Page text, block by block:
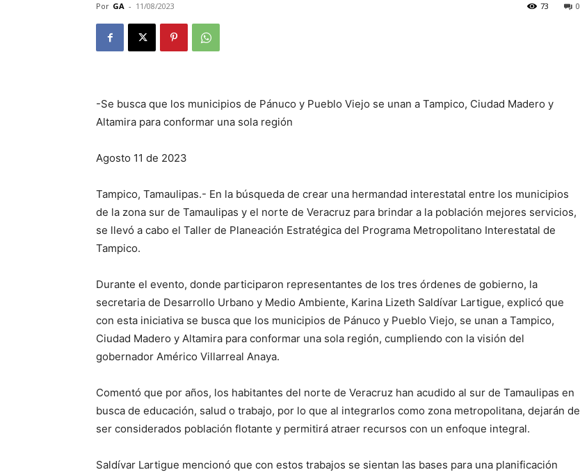
Por GA - 11/08/2023 0
73
-Se busca que los municipios de Pánuco y Pueblo Viejo se unan a Tampico, Ciudad Madero y
Altamira para conformar una sola región
Agosto 11 de 2023
Tampico, Tamaulipas.- En la búsqueda de crear una hermandad interestatal entre los municipios
de la zona sur de Tamaulipas y el norte de Veracruz para brindar a la población mejores servicios,
se llevó a cabo el Taller de Planeación Estratégica del Programa Metropolitano Interestatal de
Tampico.
Durante el evento, donde participaron representantes de los tres órdenes de gobierno, la
secretaria de Desarrollo Urbano y Medio Ambiente, Karina Lizeth Saldívar Lartigue, explicó que
con esta iniciativa se busca que los municipios de Pánuco y Pueblo Viejo, se unan a Tampico,
Ciudad Madero y Altamira para conformar una sola región, cumpliendo con la visión del
gobernador Américo Villarreal Anaya.
Comentó que por años, los habitantes del norte de Veracruz han acudido al sur de Tamaulipas en
busca de educación, salud o trabajo, por lo que al integrarlos como zona metropolitana, dejarán de
ser considerados población flotante y permitirá atraer recursos con un enfoque integral.
Saldívar Lartigue mencionó que con estos trabajos se sientan las bases para una planificación